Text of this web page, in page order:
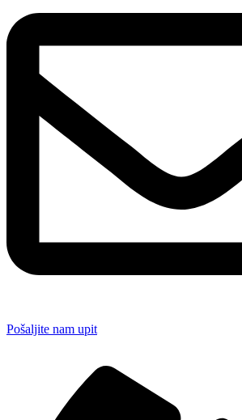
Pošaljite nam upit